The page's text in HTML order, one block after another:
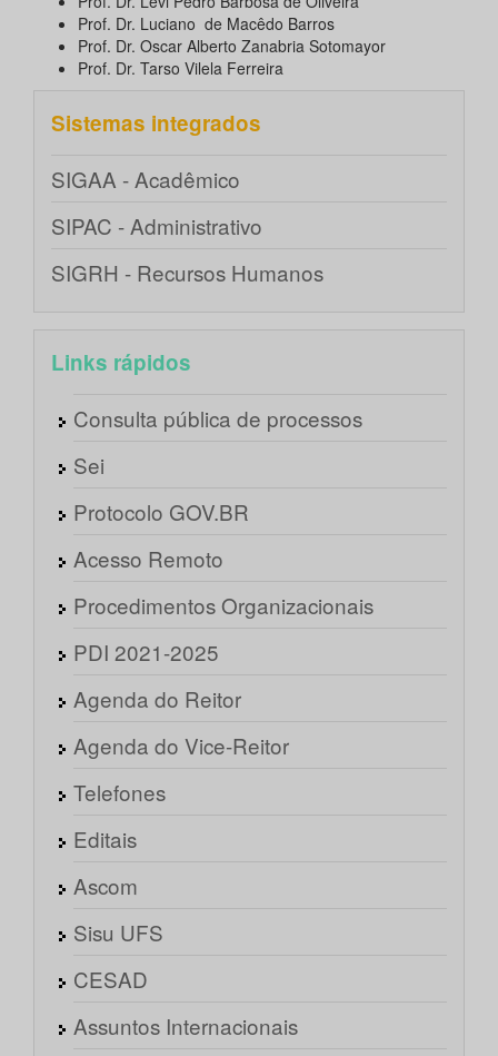
Prof. Dr. Luciano de Macêdo Barros
Prof. Dr. Oscar Alberto Zanabria Sotomayor
Prof. Dr. Tarso Vilela Ferreira
Sistemas integrados
SIGAA - Acadêmico
SIPAC - Administrativo
SIGRH - Recursos Humanos
Links rápidos
Consulta pública de processos
Sei
Protocolo GOV.BR
Acesso Remoto
Procedimentos Organizacionais
PDI 2021-2025
Agenda do Reitor
Agenda do Vice-Reitor
Telefones
Editais
Ascom
Sisu UFS
CESAD
Assuntos Internacionais